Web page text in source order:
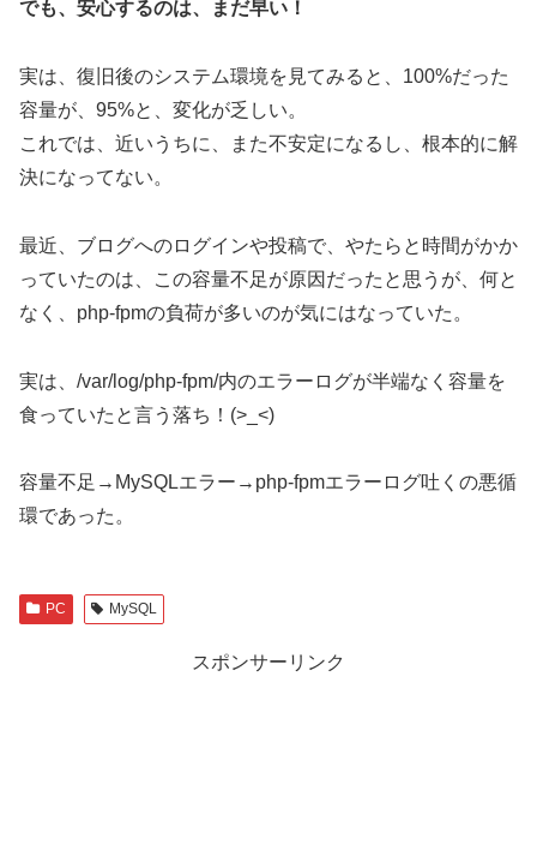
でも、安心するのは、まだ早い！
実は、復旧後のシステム環境を見てみると、100%だった
容量が、95%と、変化が乏しい。
これでは、近いうちに、また不安定になるし、根本的に解
決になってない。
最近、ブログへのログインや投稿で、やたらと時間がかか
っていたのは、この容量不足が原因だったと思うが、何と
なく、php-fpmの負荷が多いのが気にはなっていた。
実は、/var/log/php-fpm/内のエラーログが半端なく容量を
食っていたと言う落ち！(>_<)
容量不足→MySQLエラー→php-fpmエラーログ吐くの悪循
環であった。
PC MySQL
スポンサーリンク